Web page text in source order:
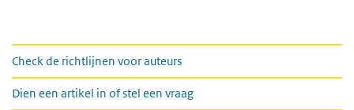
links
Check de richtlijnen voor auteurs
Dien een artikel in of stel een vraag